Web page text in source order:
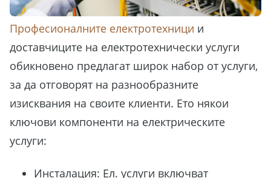
Професионалните електротехници и
доставчиците на електротехнически услуги
обикновено предлагат широк набор от услуги,
за да отговорят на разнообразните
изисквания на своите клиенти. Ето някои
ключови компоненти на електрическите
услуги:
Инсталация: Ел. услуги включват
ВДЪХНОВЕНИЕ ЗА
ЗАШЕМЕТЯВАЩИ
„НАПРАВИ СИ САМ“
ПРОЕКТИ?
20 ЛЕСНИ проекта,представени СТЪПКА ПО
СТЪПКА , ще откриеш в нашетоБЕЗПЛАТНО